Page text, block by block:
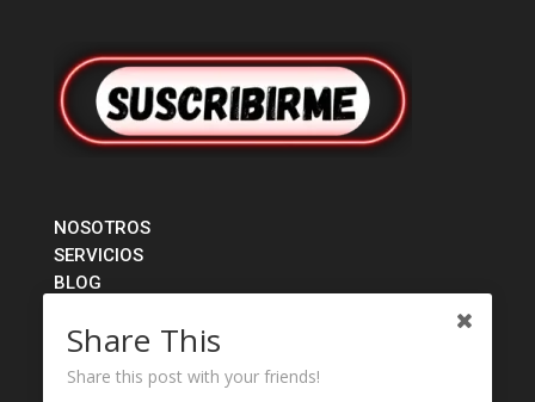
NOSOTROS
SERVICIOS
BLOG
CONTACTO
Share This
Share this post with your friends!